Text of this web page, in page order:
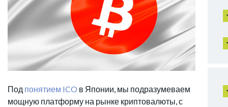
Под понятием ICO в Японии, мы подразумеваем
мощную платформу на рынке криптовалюты, с